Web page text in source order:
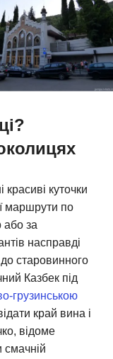
красиві куточки
маршрути по
або за
насправді
старовинного
Казбек під
грузинською
край вина і
відоме
смачній